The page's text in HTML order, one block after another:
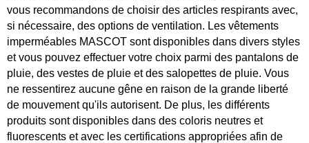
vous recommandons de choisir des articles respirants avec,
si nécessaire, des options de ventilation. Les vêtements
imperméables MASCOT sont disponibles dans divers styles
et vous pouvez effectuer votre choix parmi des pantalons de
pluie, des vestes de pluie et des salopettes de pluie. Vous
ne ressentirez aucune gêne en raison de la grande liberté
de mouvement qu'ils autorisent. De plus, les différents
produits sont disponibles dans des coloris neutres et
fluorescents et avec les certifications appropriées afin de